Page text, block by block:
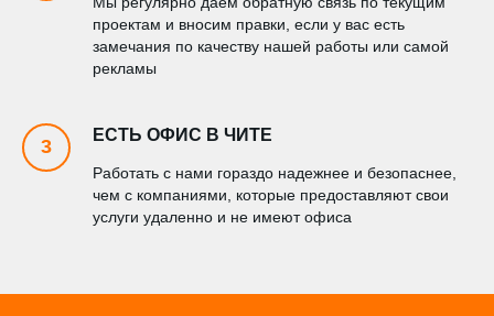
проектам и вносим правки, если у вас есть
замечания по качеству нашей работы или самой
рекламы
ЕСТЬ ОФИС В ЧИТЕ
Работать с нами гораздо надежнее и безопаснее,
чем с компаниями, которые предоставляют свои
услуги удаленно и не имеют офиса